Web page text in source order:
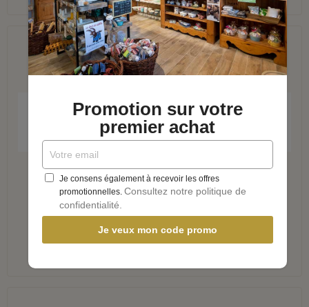
Boite à savon recyclé 2 EN 1 L ART DU SAVON
AJOUTER AU PANIER
11,00 €
Promotion sur votre
premier achat
Je consens également à recevoir les offres
promotionnelles. Consultez notre politique de
confidentialité.
Je veux mon code promo